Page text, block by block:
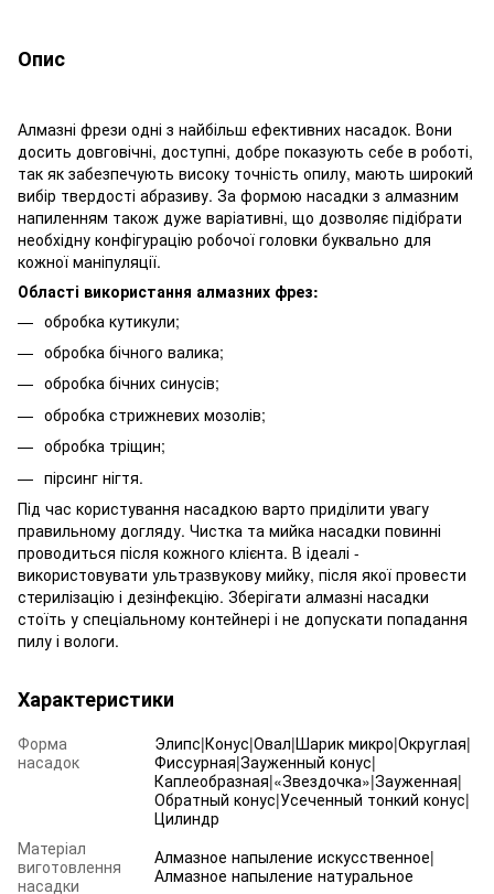
Опис
Алмазні фрези одні з найбільш ефективних насадок. Вони
досить довговічні, доступні, добре показують себе в роботі,
так як забезпечують високу точність опилу, мають широкий
вибір твердості абразиву. За формою насадки з алмазним
напиленням також дуже варіативні, що дозволяє підібрати
необхідну конфігурацію робочої головки буквально для
кожної маніпуляції.
Області використання алмазних фрез:
обробка кутикули;
обробка бічного валика;
обробка бічних синусів;
обробка стрижневих мозолів;
обробка тріщин;
пірсинг нігтя.
Під час користування насадкою варто приділити увагу
правильному догляду. Чистка та мийка насадки повинні
проводиться після кожного клієнта. В ідеалі -
використовувати ультразвукову мийку, після якої провести
стерилізацію і дезінфекцію. Зберігати алмазні насадки
стоїть у спеціальному контейнері і не допускати попадання
пилу і вологи.
Характеристики
Форма
насадок
Элипс|Конус|Овал|Шарик микро|Округлая|
Фиссурная|Зауженный конус|
Каплеобразная|«Звездочка»|Зауженная|
Обратный конус|Усеченный тонкий конус|
Цилиндр
Матеріал
виготовлення
насадки
Алмазное напыление искусственное|
Алмазное напыление натуральное